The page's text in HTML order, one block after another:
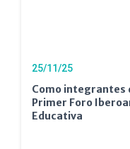
25/11/25
Como integrantes
Primer Foro
Educativa